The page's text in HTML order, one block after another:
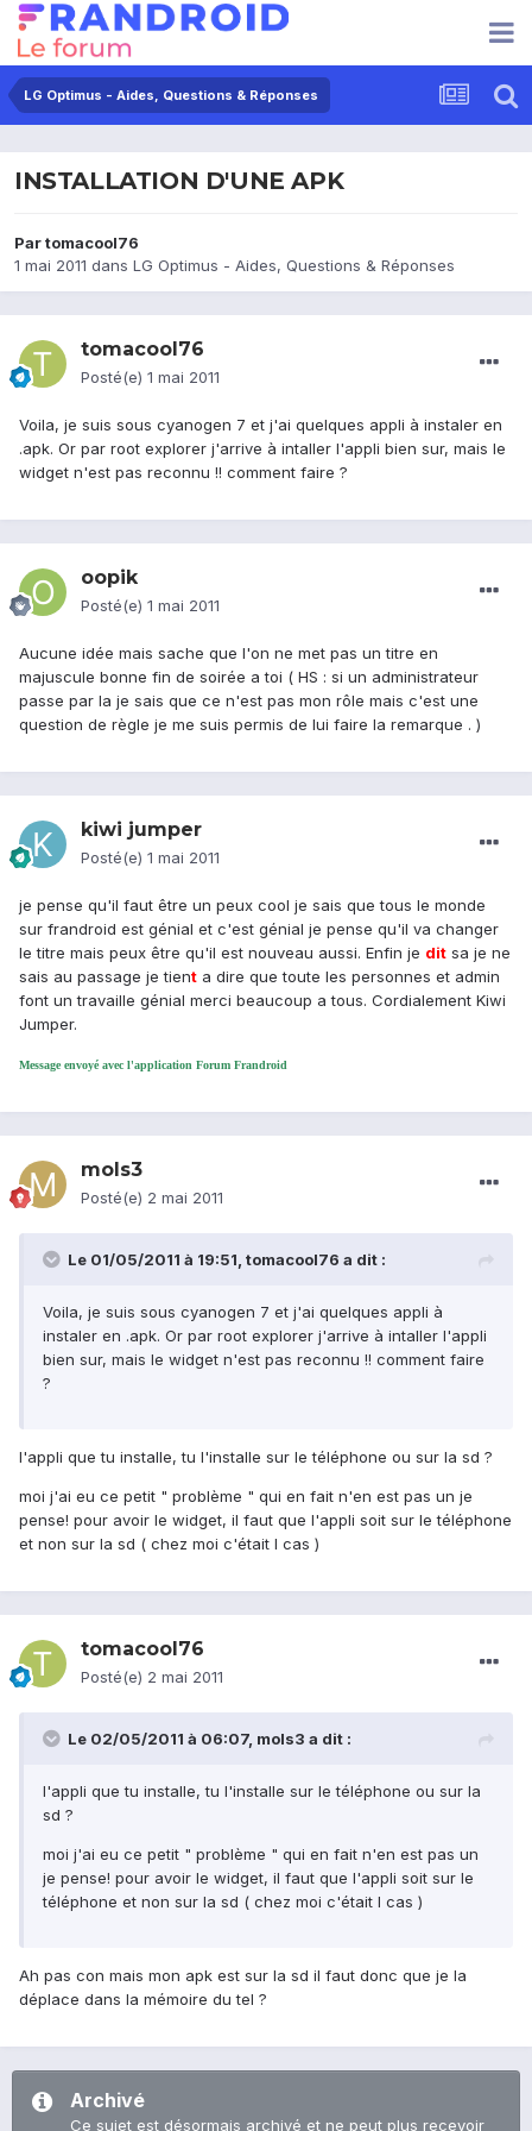
LG Optimus - Aides, Questions & Réponses
INSTALLATION D'UNE APK
Partomacool76
1 mai 2011 dans LG Optimus - Aides, Questions & Réponses
tomacool76
Posté(e) 1 mai 2011
Voila, je suis sous cyanogen 7 et j'ai quelques appli à instaler en
.apk. Or par root explorer j'arrive à intaller l'appli bien sur, mais le
widget n'est pas reconnu !! comment faire ?
oopik
Posté(e) 1 mai 2011
Aucune idée mais sache que l'on ne met pas un titre en
majuscule bonne fin de soirée a toi ( HS : si un administrateur
passe par la je sais que ce n'est pas mon rôle mais c'est une
question de règle je me suis permis de lui faire la remarque . )
kiwi jumper
Posté(e) 1 mai 2011
je pense qu'il faut être un peux cool je sais que tous le monde
sur frandroid est génial et c'est génial je pense qu'il va changer
le titre mais peux être qu'il est nouveau aussi. Enfin je dit sa je ne
sais au passage je tient a dire que toute les personnes et admin
font un travaille génial merci beaucoup a tous. Cordialement Kiwi
Jumper.
Message envoyé avec l'application Forum Frandroid
mols3
Posté(e) 2 mai 2011
Le 01/05/2011 à 19:51, tomacool76 a dit :
Voila, je suis sous cyanogen 7 et j'ai quelques appli à
instaler en .apk. Or par root explorer j'arrive à intaller l'appli
bien sur, mais le widget n'est pas reconnu !! comment faire
?
l'appli que tu installe, tu l'installe sur le téléphone ou sur la sd ?
moi j'ai eu ce petit " problème " qui en fait n'en est pas un je
pense! pour avoir le widget, il faut que l'appli soit sur le téléphone
et non sur la sd ( chez moi c'était l cas )
tomacool76
Posté(e) 2 mai 2011
Le 02/05/2011 à 06:07, mols3 a dit :
l'appli que tu installe, tu l'installe sur le téléphone ou sur la
sd ?
moi j'ai eu ce petit " problème " qui en fait n'en est pas un
je pense! pour avoir le widget, il faut que l'appli soit sur le
téléphone et non sur la sd ( chez moi c'était l cas )
Ah pas con mais mon apk est sur la sd il faut donc que je la
déplace dans la mémoire du tel ?
Archivé
Ce sujet est désormais archivé et ne peut plus recevoir